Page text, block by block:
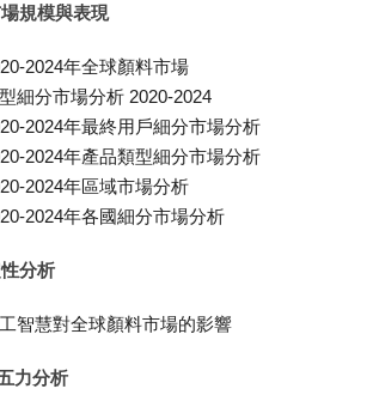
規模與表現
2024年全球顏料市場
細分市場分析 2020-2024
2024年最終用戶細分市場分析
2024年產品類型細分市場分析
2024年區域市場分析
2024年各國細分市場分析
分析
智慧對全球顏料市場的影響
力分析